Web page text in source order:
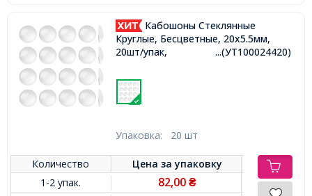
Кабошоны Стеклянные
Круглые, Бесцветные, 20х5.5мм,
20шт/упак,
...(УТ100024420)
Упаковка: 20 шт
Количество Цена заупаковку
1-2 упак.
82,00₴